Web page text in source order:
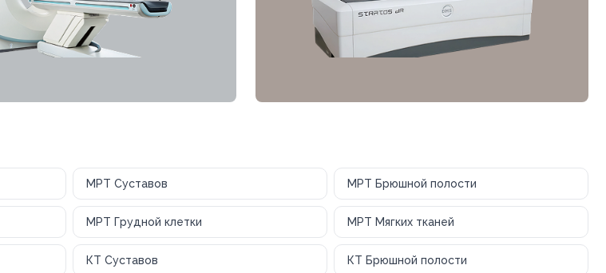
МРТ Суставов МРТ Брюшной полости
МРТ Грудной клетки МРТ Мягких тканей
КТ Суставов КТ Брюшной полости